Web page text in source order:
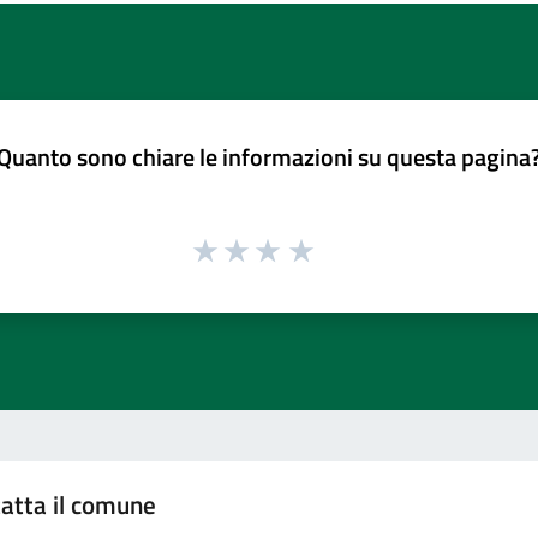
sono chiare le informazioni su questa
il comune